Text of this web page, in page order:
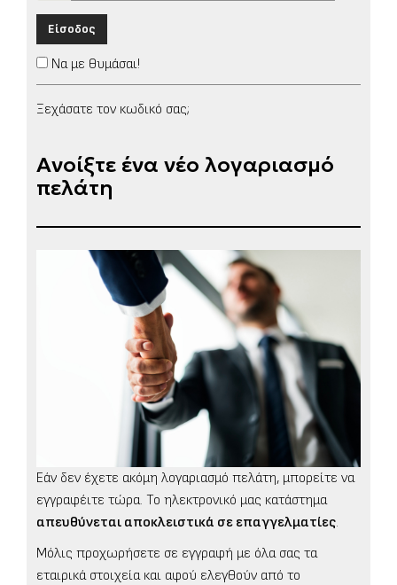
Είσοδος
Να με θυμάσαι!
Ξεχάσατε τον κωδικό σας;
Ανοίξτε ένα νέο λογαριασμό
πελάτη
Εάν δεν έχετε ακόμη λογαριασμό πελάτη, μπορείτε να
εγγραφέιτε τώρα. Το ηλεκτρονικό μας κατάστημα
απευθύνεται αποκλειστικά σε επαγγελματίες.
Μόλις προχωρήσετε σε εγγραφή με όλα σας τα
εταιρικά στοιχεία και αφού ελεγθούν από το